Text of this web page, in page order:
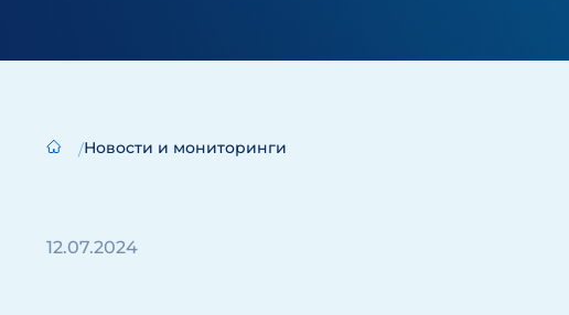
Новости и мониторинги
12.07.2024